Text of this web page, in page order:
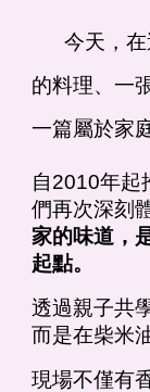
今天，
的料理、一
一篇屬於家
自2010年起
們再次深
家的味道，
起點。
透過親子共
而是在柴米
現場不僅有